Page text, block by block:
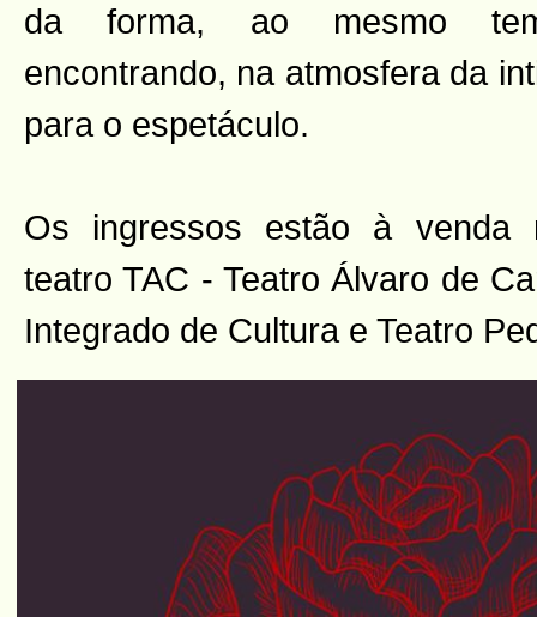
da forma, ao mesmo
encontrando, na atmosfera da
para o espetáculo.
Os ingressos estão à venda
teatro TAC - Teatro Álvaro de
Integrado de Cultura e Teatro